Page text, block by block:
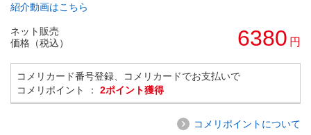
紹介動画はこちら
ネット販売
価格（税込）
6380 円
コメリカード番号登録、コメリカードでお支払いで
コメリポイント ： 2ポイント獲得
コメリポイントについて